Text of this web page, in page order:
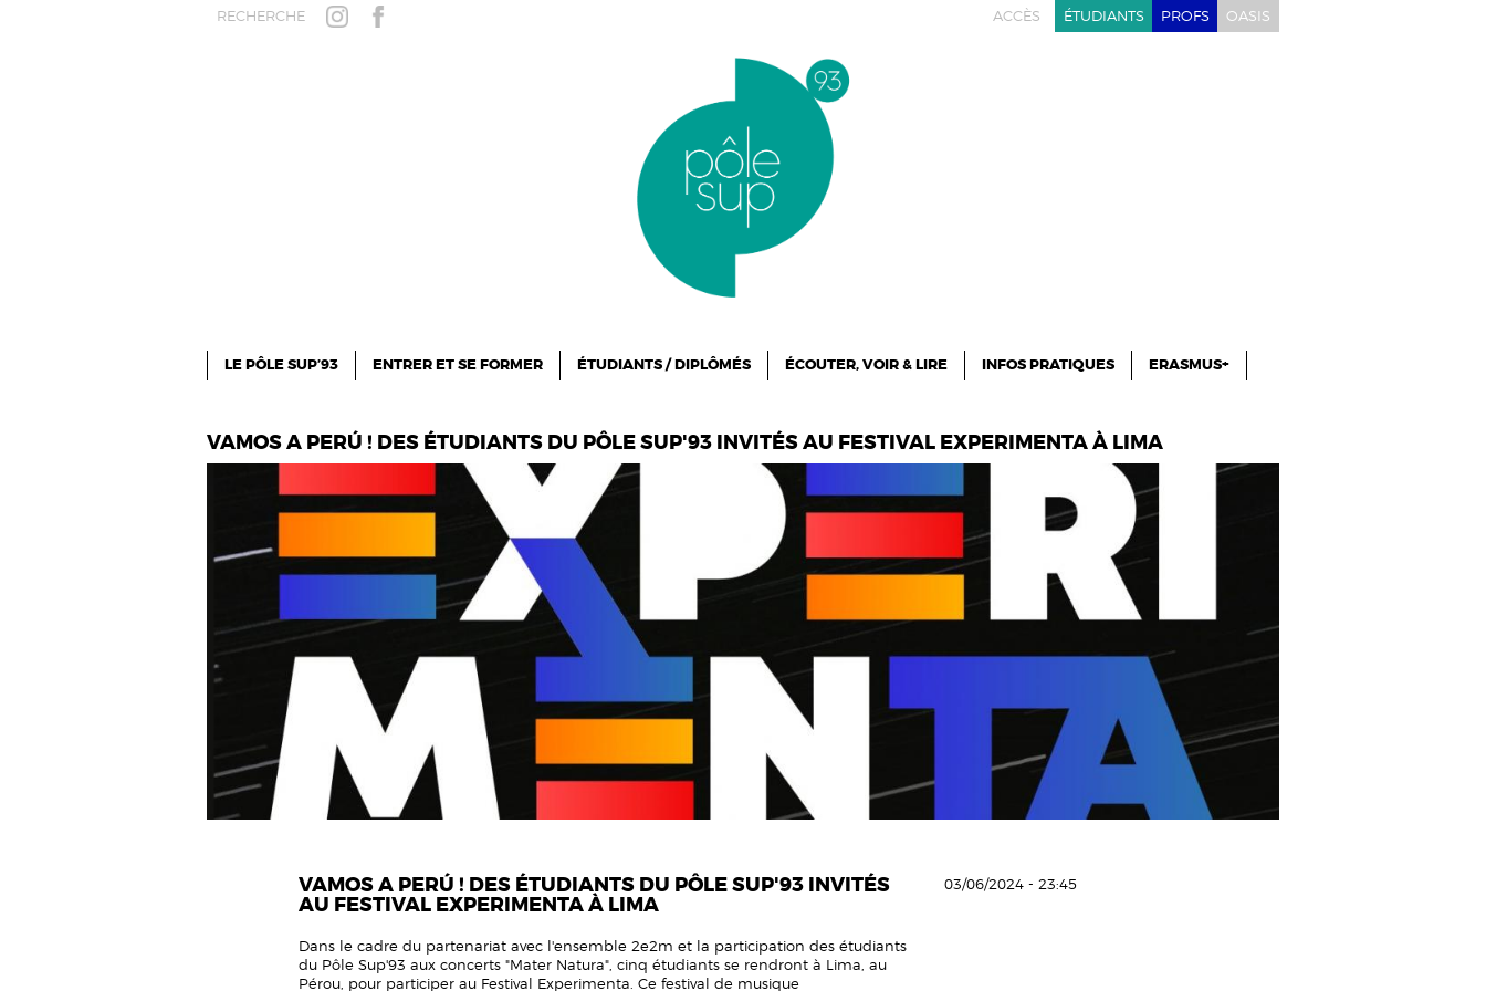
Aller au contenu principal ACCÈS ÉTUDIANTS PROFS OASIS
RECHERCHE INSTAGRAMFACEBOOK
LE PÔLE SUP’93 ENTRER ET SE FORMER ÉTUDIANTS / DIPLÔMÉS ÉCOUTER, VOIR & LIRE INFOS PRATIQUES ERASMUS+
VAMOS A PERÚ ! DES ÉTUDIANTS DU PÔLE SUP'93 INVITÉS AU FESTIVAL EXPERIMENTA À LIMA
VAMOS A PERÚ ! DES ÉTUDIANTS DU PÔLE SUP'93 INVITÉS
AU FESTIVAL EXPERIMENTA À LIMA
Dans le cadre du partenariat avec l'ensemble 2e2m et la participation des étudiants
du Pôle Sup'93 aux concerts "Mater Natura", cinq étudiants se rendront à Lima, au
Pérou, pour participer au Festival Experimenta. Ce festival de musique
03/06/2024 - 23:45